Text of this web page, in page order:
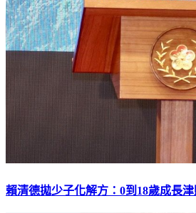
賴清德拋少子化解方：0到18歲成長津